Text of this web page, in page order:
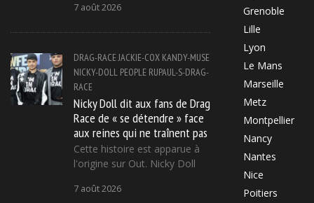
7 août 2026
DRAG-RACEJACKIE-COX KANDY-MUSE
NICKY-DOLL PEOPLE RUPAUL-S-DRAG-
RACE
Nicky Doll dit aux fans de Drag
Race de « se détendre » face
aux reines qui ne traînent pas
Cette histoire est apparue à
l'origine sur Out. Nicky Doll
7 août 2026
Grenoble
Lille
Lyon
Le Mans
Marseille
Metz
Montpellier
Nancy
Nantes
Nice
Poitiers